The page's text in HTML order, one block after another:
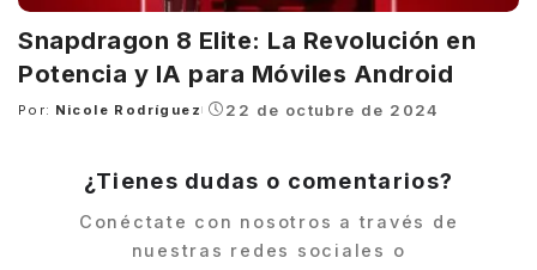
Snapdragon 8 Elite: La Revolución en
Potencia y IA para Móviles Android
Posted
Por: Nicole Rodríguez 22 de octubre de 2024
¿Tienes dudas o comentarios?
Conéctate con nosotros a través de
nuestras redes sociales o